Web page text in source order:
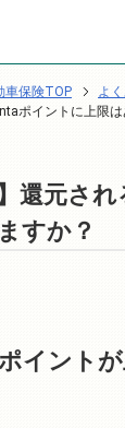
車保険TOP
よ
ポイントに上限
還元さ
すか？
イント